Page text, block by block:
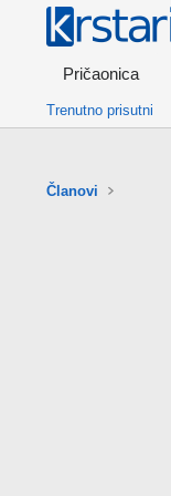
Pričaonica
Trenutno prisutni
Članovi